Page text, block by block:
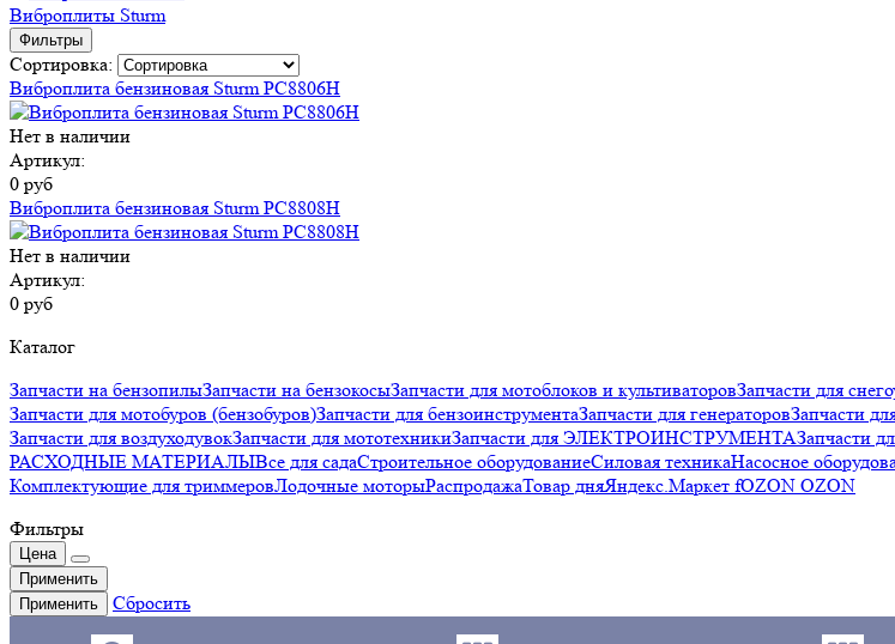
Виброплиты Sturm
Фильтры
Сортировка:
Виброплита бензиновая Sturm PC8806H
Нет в наличии
Артикул:
0 руб
Виброплита бензиновая Sturm PC8808H
Нет в наличии
Артикул:
0 руб
Каталог
Запчасти на бензопилыЗапчасти на бензокосыЗапчасти для мотоблоков и культиваторовЗапчасти для
Запчасти для мотобуров (бензобуров)Запчасти для бензоинструментаЗапчасти для генераторовЗапчасти
Запчасти для воздуходувокЗапчасти для мототехникиЗапчасти для ЭЛЕКТРОИНСТРУМЕНТАЗапчасти
РАСХОДНЫЕ МАТЕРИАЛЫВсе для садаСтроительное оборудованиеСиловая техникаНасосное
Комплектующие для триммеровЛодочные моторыРаспродажаТовар дняЯндекс.Маркет fOZON OZON
Фильтры
Цена
Применить
Применить
Сбросить